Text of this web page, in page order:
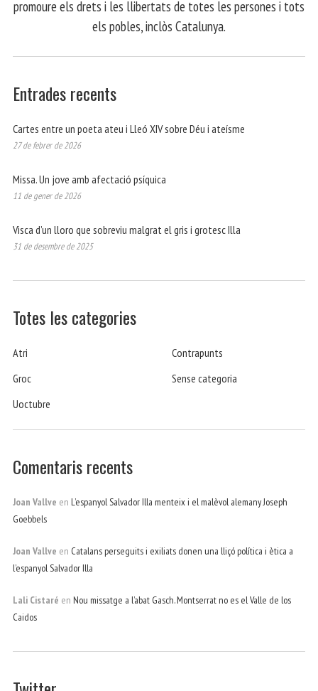
promoure els drets i les llibertats de totes les persones i tots
els pobles, inclòs Catalunya.
Entrades recents
Cartes entre un poeta ateu i Lleó XIV sobre Déu i ateísme
27 de febrer de 2026
Missa. Un jove amb afectació psíquica
11 de gener de 2026
Visca d’un lloro que sobreviu malgrat el gris i grotesc Illa
31 de desembre de 2025
Totes les categories
Atri
Contrapunts
Groc
Sense categoria
Uoctubre
Comentaris recents
Joan Vallve en L’espanyol Salvador Illa menteix i el malèvol alemany Joseph
Goebbels
Joan Vallve en Catalans perseguits i exiliats donen una lliçó política i ètica a
l’espanyol Salvador Illa
Lali Cistaré en Nou missatge a l’abat Gasch. Montserrat no es el Valle de los
Caidos